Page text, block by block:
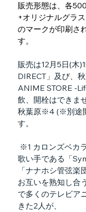
販売形態は、各
+オリジナルグラ
のマークが印刷さ
す。
販売は12月5日(木
DIRECT」及び、
ANIME STORE -
飲、開栓はできま
秋葉原※4 (※別途
す。
※1 カロンズベカ
歌い手である「
「ナナホシ管弦楽
お互いを熟知し合
で多くのテレビア
きた2人が、